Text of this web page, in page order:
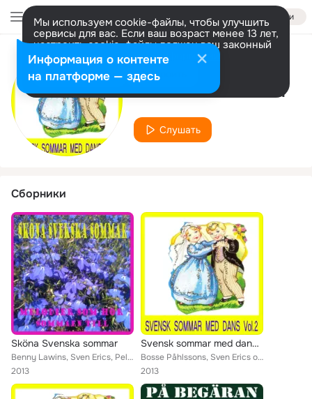
Войти
Мы используем cookie-файлы, чтобы улучшить
сервисы для вас. Если ваш возраст менее 13 лет,
настроить cookie-файлы должен ваш законный
представитель. Больше информации
Разрешить все Настроить
Исполнитель
Sven Erics orkester
Слушать
Сборники
Sköna Svenska sommar
Benny Lawins, Sven Erics, Pelles orkester, Bosse Påhlssons, Korsbandet, Thory Bernhards, Sven Erics orkester, Canders, Halländer...
2013
Svensk sommar med dans nummer två
Bosse Påhlssons, Sven Erics orkester, Dennis, Hasse Lewins, Lars Russell, Claes Lennarth Club, Folke Lindesjös orkester, Eddie C...
2013
Информация о контенте
на платформе — здесь